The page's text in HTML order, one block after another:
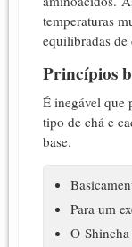
temperaturas
equilibradas de
Princípios
É inegável que
tipo de chá e
base.
Para um
O